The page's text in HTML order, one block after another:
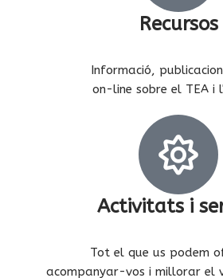
Recursos
Informació,
on-line sobre el TEA i
Activitats i
Tot el que us podem
acompanyar-vos i millorar el